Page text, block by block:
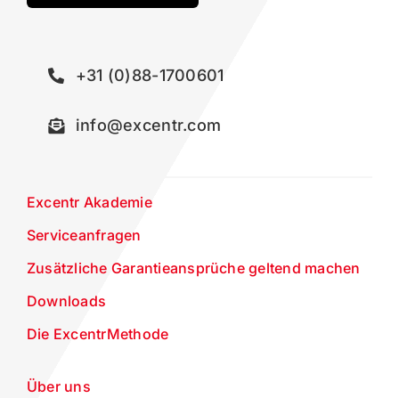
+31 (0)88-1700601
info@excentr.com
Excentr Akademie
Serviceanfragen
Zusätzliche Garantieansprüche geltend machen
Downloads
Die ExcentrMethode
Über uns